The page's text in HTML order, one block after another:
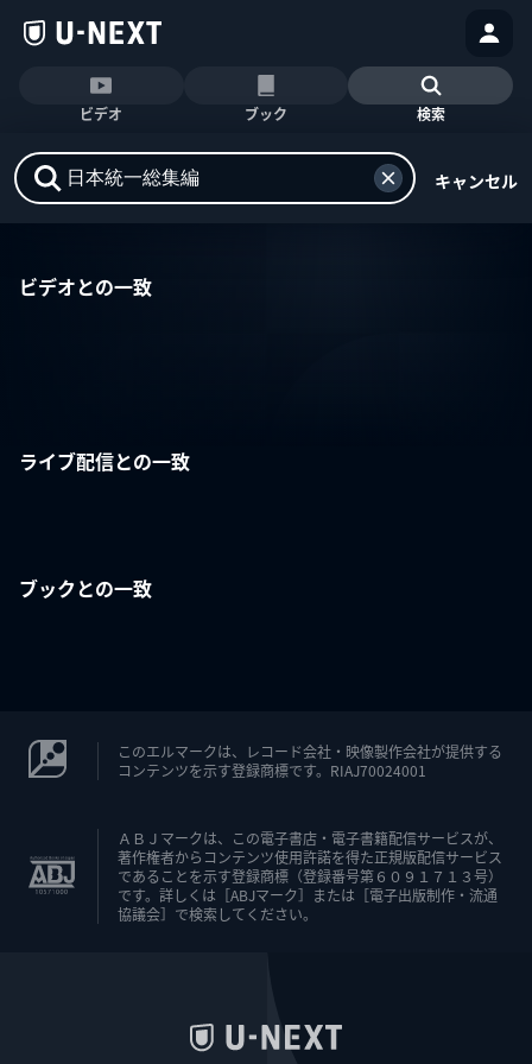
ビデオ ブック 検索
キャンセル
ビデオとの一致
ライブ配信との一致
ブックとの一致
このエルマークは、レコード会社・映像製作会社が提供する
コンテンツを示す登録商標です。RIAJ70024001
ＡＢＪマークは、この電子書店・電子書籍配信サービスが、
著作権者からコンテンツ使用許諾を得た正規版配信サービス
であることを示す登録商標（登録番号第６０９１７１３号）
です。詳しくは［ABJマーク］または［電子出版制作・流通
協議会］で検索してください。